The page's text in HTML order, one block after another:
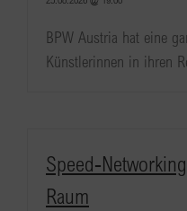
BPW Austria hat eine
Künstlerinnen in ihren
Speed-
Raum